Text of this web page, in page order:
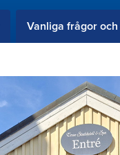
Vanliga frågor